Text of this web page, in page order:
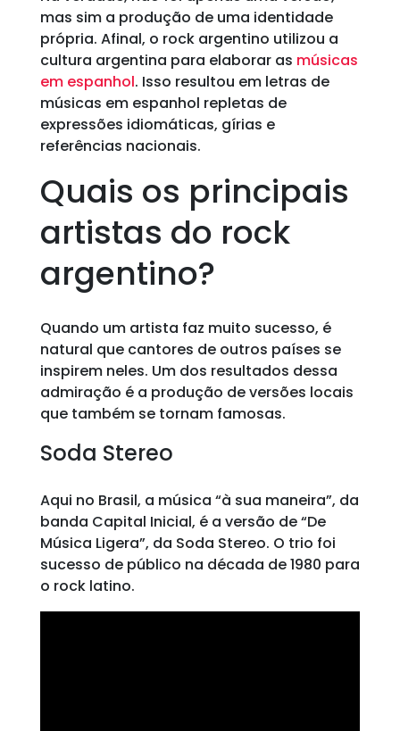
mas sim a produção de uma identidade
própria. Afinal, o rock argentino utilizou a
cultura argentina para elaborar as músicas
em espanhol. Isso resultou em letras de
músicas em espanhol repletas de
expressões idiomáticas, gírias e
referências nacionais.
Quais os principais
artistas do rock
argentino?
Quando um artista faz muito sucesso, é
natural que cantores de outros países se
inspirem neles. Um dos resultados dessa
admiração é a produção de versões locais
que também se tornam famosas.
Soda Stereo
Aqui no Brasil, a música “à sua maneira”, da
banda Capital Inicial, é a versão de “De
Música Ligera”, da Soda Stereo. O trio foi
sucesso de público na década de 1980 para
o rock latino.